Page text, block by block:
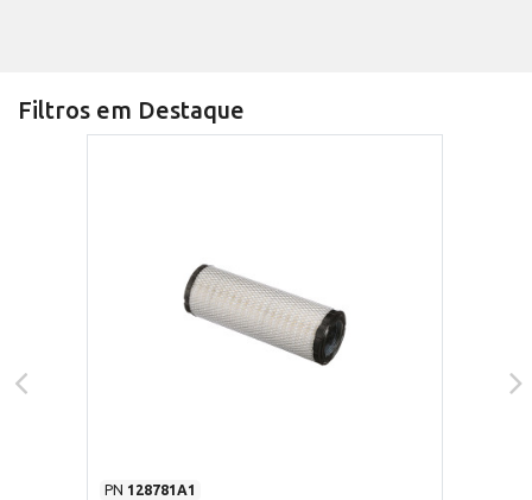
Filtros em Destaque
PN 128781A1